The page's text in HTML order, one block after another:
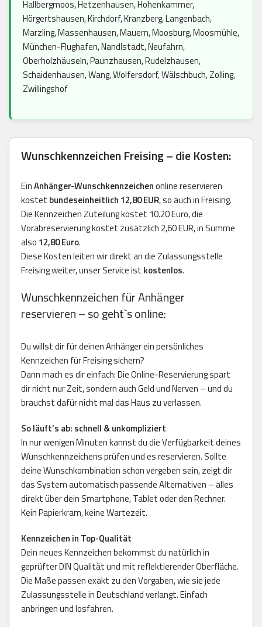
Hallbergmoos, Hetzenhausen, Hohenkammer,
Hörgertshausen, Kirchdorf, Kranzberg, Langenbach,
Marzling, Massenhausen, Mauern, Moosburg, Moosmühle,
München-Flughafen, Nandlstadt, Neufahrn,
Oberholzhäuseln, Paunzhausen, Rudelzhausen,
Schaidenhausen, Wang, Wolfersdorf, Wälschbuch, Zolling,
Zwillingshof
Wunschkennzeichen Freising – die Kosten:
EinAnhänger-Wunschkennzeichenonline reservieren
kostet bundeseinheitlich 12,80 EUR, so auch in Freising.
Die Kennzeichen Zuteilung kostet 10.20 Euro, die
Vorabreservierung kostet zusätzlich 2,60 EUR, in Summe
also 12,80 Euro.
Diese Kosten leiten wir direkt an die Zulassungsstelle
Freising weiter, unser Service ist kostenlos.
Wunschkennzeichen für Anhänger
reservieren – so geht`s online:
Du willst dir für deinen Anhänger ein persönliches
Kennzeichen für Freising sichern?
Dann mach es dir einfach: Die Online-Reservierung spart
dir nicht nur Zeit, sondern auch Geld und Nerven – und du
brauchst dafür nicht mal das Haus zu verlassen.
So läuft’s ab: schnell & unkompliziert
In nur wenigen Minuten kannst du die Verfügbarkeit deines
Wunschkennzeichens prüfen und es reservieren. Sollte
deine Wunschkombination schon vergeben sein, zeigt dir
das System automatisch passende Alternativen – alles
direkt über dein Smartphone, Tablet oder den Rechner.
Kein Papierkram, keine Wartezeit.
Kennzeichen in Top-Qualität
Dein neues Kennzeichen bekommst du natürlich in
geprüfter DIN Qualität und mit reflektierender Oberfläche.
Die Maße passen exakt zu den Vorgaben, wie sie jede
Zulassungsstelle in Deutschland verlangt. Einfach
anbringen und losfahren.